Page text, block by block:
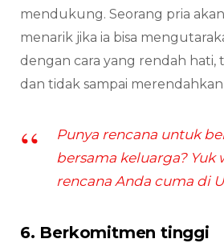
mendukung. Seorang pria
menarik jika ia bisa
dengan cara yang rendah hati,
dan tidak sampai
Punya rencana untuk
bersama keluarga? Yuk
rencana Anda cuma di
6. Berkomitmen tinggi